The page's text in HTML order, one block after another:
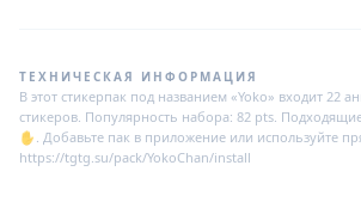
ТЕХНИЧЕСКАЯ ИНФОРМАЦИЯ
В этот стикерпак под названием «Yoko» входит 22
стикеров. Популярность набора: 82 pts.
✋. Добавьте пак в приложение или используйте
https://tgtg.su/pack/YokoChan/install